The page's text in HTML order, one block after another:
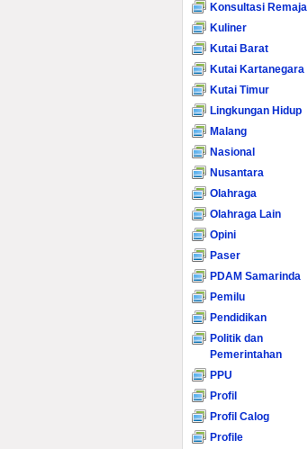
Konsultasi Remaja
Kuliner
Kutai Barat
Kutai Kartanegara
Kutai Timur
Lingkungan Hidup
Malang
Nasional
Nusantara
Olahraga
Olahraga Lain
Opini
Paser
PDAM Samarinda
Pemilu
Pendidikan
Politik dan
Pemerintahan
PPU
Profil
Profil Calog
Profile